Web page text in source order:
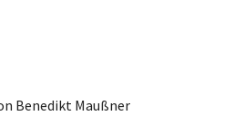
Benedikt Maußner